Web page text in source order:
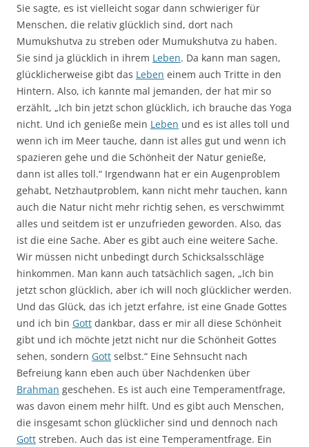
Sie sagte, es ist vielleicht sogar dann schwieriger für
Menschen, die relativ glücklich sind, dort nach
Mumukshutva zu streben oder Mumukshutva zu haben.
Sie sind ja glücklich in ihrem Leben. Da kann man sagen,
glücklicherweise gibt das Leben einem auch Tritte in den
Hintern. Also, ich kannte mal jemanden, der hat mir so
erzählt, „Ich bin jetzt schon glücklich, ich brauche das Yoga
nicht. Und ich genieße mein Leben und es ist alles toll und
wenn ich im Meer tauche, dann ist alles gut und wenn ich
spazieren gehe und die Schönheit der Natur genieße,
dann ist alles toll.“ Irgendwann hat er ein Augenproblem
gehabt, Netzhautproblem, kann nicht mehr tauchen, kann
auch die Natur nicht mehr richtig sehen, es verschwimmt
alles und seitdem ist er unzufrieden geworden. Also, das
ist die eine Sache. Aber es gibt auch eine weitere Sache.
Wir müssen nicht unbedingt durch Schicksalsschläge
hinkommen. Man kann auch tatsächlich sagen, „Ich bin
jetzt schon glücklich, aber ich will noch glücklicher werden.
Und das Glück, das ich jetzt erfahre, ist eine Gnade Gottes
und ich bin Gott dankbar, dass er mir all diese Schönheit
gibt und ich möchte jetzt nicht nur die Schönheit Gottes
sehen, sondern Gott selbst.“ Eine Sehnsucht nach
Befreiung kann eben auch über Nachdenken über
Brahman geschehen. Es ist auch eine Temperamentfrage,
was davon einem mehr hilft. Und es gibt auch Menschen,
die insgesamt schon glücklicher sind und dennoch nach
Gott streben. Auch das ist eine Temperamentfrage. Ein